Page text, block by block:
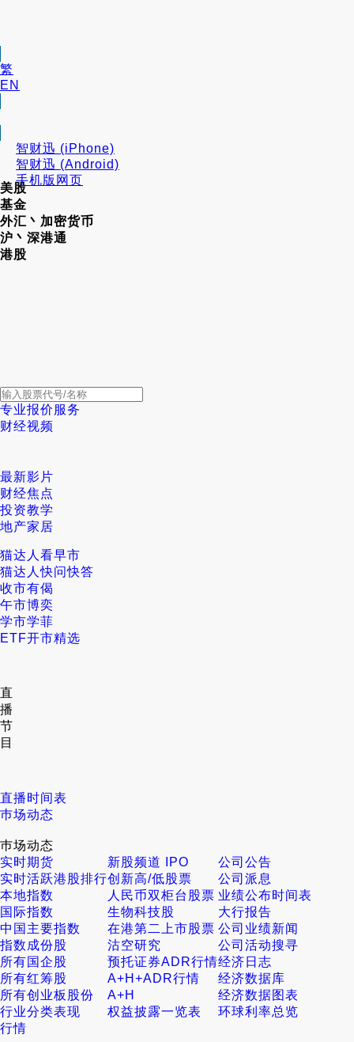
繁
EN
智财迅 (iPhone)
智财迅 (Android)
手机版网页
美股
基金
外汇丶加密货币
沪丶深港通
港股
专业报价服务
财经视频
最新影片
财经焦点
投资教学
地产家居
猫达人看早市
猫达人快问快答
收市有偈
午市博奕
学市学菲
ETF开市精选
直
播
节
目
直播时间表
巿场动态
巿场动态
实时期货
新股频道 IPO
公司公告
实时活跃港股排行创新高/低股票
公司派息
本地指数
人民币双柜台股票 业绩公布时间表
国际指数
生物科技股
大行报告
中国主要指数
在港第二上市股票 公司业绩新闻
指数成份股
沽空研究
公司活动搜寻
所有国企股
预托证券ADR行情经济日志
所有红筹股
A+H+ADR行情
经济数据库
所有创业板股份
A+H
经济数据图表
行业分类表现
权益披露一览表
环球利率总览
行情